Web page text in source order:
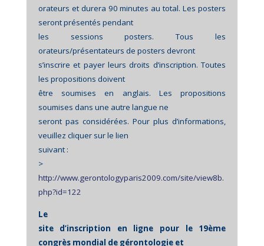
orateurs et durera 90 minutes au total. Les posters
seront présentés pendant
les sessions posters. Tous les
orateurs/présentateurs de posters devront
s’inscrire et payer leurs droits d’inscription. Toutes
les propositions doivent
être soumises en anglais. Les propositions
soumises dans une autre langue ne
seront pas considérées. Pour plus d’informations,
veuillez cliquer sur le lien
suivant :
>
http://www.gerontologyparis2009.com/site/view8b.
php?id=122
Le
site d’inscription en ligne pour le 19ème
congrès mondial de gérontologie et